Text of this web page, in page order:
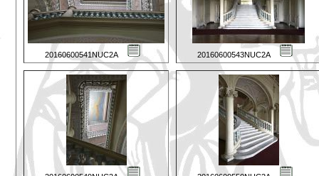
20160600541NUC2A 20160600543NUC2A